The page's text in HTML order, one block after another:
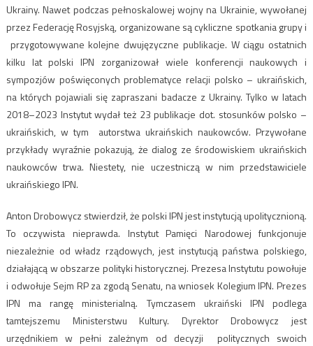
Ukrainy. Nawet podczas pełnoskalowej wojny na Ukrainie, wywołanej
przez Federację Rosyjską, organizowane są cykliczne spotkania grupy i
przygotowywane kolejne dwujęzyczne publikacje. W ciągu ostatnich
kilku lat polski IPN zorganizował wiele konferencji naukowych i
sympozjów poświęconych problematyce relacji polsko – ukraińskich,
na których pojawiali się zapraszani badacze z Ukrainy. Tylko w latach
2018–2023 Instytut wydał też 23 publikacje dot. stosunków polsko –
ukraińskich, w tym autorstwa ukraińskich naukowców. Przywołane
przykłady wyraźnie pokazują, że dialog ze środowiskiem ukraińskich
naukowców trwa. Niestety, nie uczestniczą w nim przedstawiciele
ukraińskiego IPN.
Anton Drobowycz stwierdził, że polski IPN jest instytucją upolitycznioną.
To oczywista nieprawda. Instytut Pamięci Narodowej funkcjonuje
niezależnie od władz rządowych, jest instytucją państwa polskiego,
działającą w obszarze polityki historycznej. Prezesa Instytutu powołuje
i odwołuje Sejm RP za zgodą Senatu, na wniosek Kolegium IPN. Prezes
IPN ma rangę ministerialną. Tymczasem ukraiński IPN podlega
tamtejszemu Ministerstwu Kultury. Dyrektor Drobowycz jest
urzędnikiem w pełni zależnym od decyzji politycznych swoich